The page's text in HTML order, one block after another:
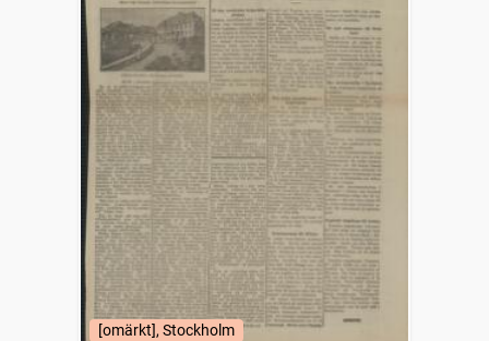
[omärkt], Stockholm